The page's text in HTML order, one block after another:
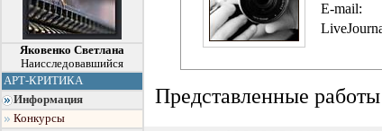
Яковенко Светлана
Наисследовавшийся
АРТ-КРИТИКА
Информация
Конкурсы
E-mail:
Представленные работы